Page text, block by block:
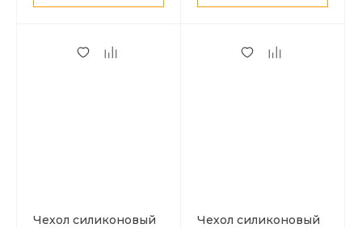
Чехол силиконовый
Чехол силиконовый